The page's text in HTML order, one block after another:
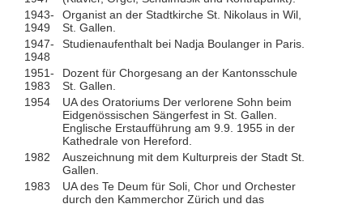
1943-
1949
Organist an der Stadtkirche St. Nikolaus in Wil,
St. Gallen.
1947-
1948
Studienaufenthalt bei Nadja Boulanger in Paris.
1951-
1983
Dozent für Chorgesang an der Kantonsschule
St. Gallen.
1954
UA des Oratoriums Der verlorene Sohn beim
Eidgenössischen Sängerfest in St. Gallen.
Englische Erstaufführung am 9.9. 1955 in der
Kathedrale von Hereford.
1982
Auszeichnung mit dem Kulturpreis der Stadt St.
Gallen.
1983
UA des Te Deum für Soli, Chor und Orchester
durch den Kammerchor Zürich und das